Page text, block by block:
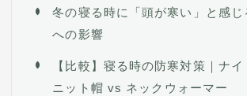
冬の寝る時に「頭が寒い」と感
への影響
【比較】寝る時の防寒対策｜ナ
ニット帽 vs ネックウォーマー